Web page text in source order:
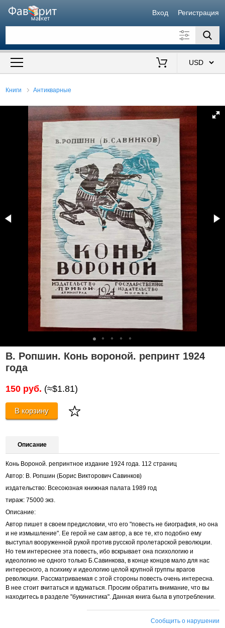
Вход Регистрация
Искать также в описании
Книги Антикварные
В. Ропшин. Конь вороной. репринт 1924
года
150 руб. (≈$1.81)
В корзину
Описание
Конь Вороной. репринтное издание 1924 года. 112 страниц
Автор: В. Ропшин (Борис Викторович Савинков)
издательство: Всесоюзная книжная палата 1989 год
тираж: 75000 экз.
Описание:
Автор пишет в своем предисловии, что его "повесть не биография, но она
и не измышление". Ее герой не сам автор, а все те, кто подобно ему
выступал вооруженной рукой против русской пролетарской революции.
Но тем интереснее эта повесть, ибо вскрывает она психологию и
идеологию не одного только Б.Савинкова, в конце концов мало для нас
интересного, а психику и идеологию целой крупной группы врагов
революции. Рассматриваемая с этой стороны повесть очень интересна.
В нее стоит вчитаться и вдуматься. Просим обратить внимание, что вы
находитесь в разделе "букинистика". Данная книга была в употреблении.
Сообщить о нарушении